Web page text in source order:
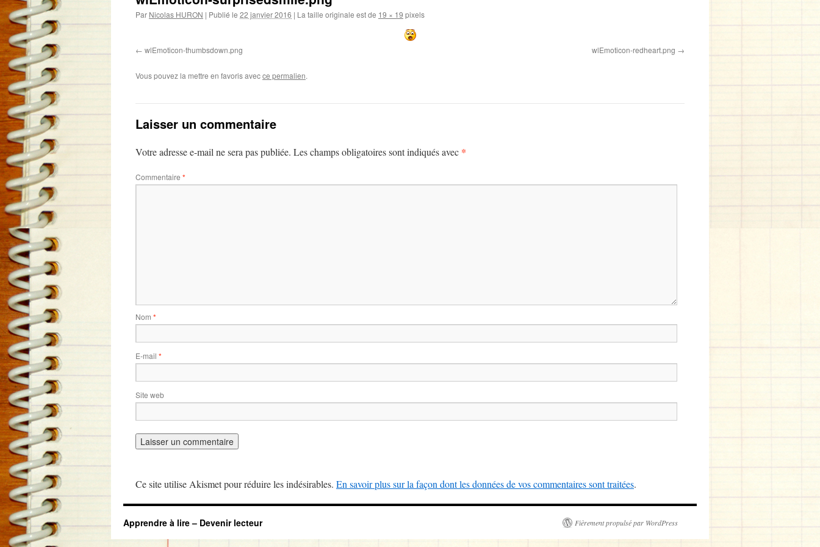
Par Nicolas HURON | Publié le 22 janvier 2016 | La taille originale est de 19 × 19 pixels
wlEmoticon-thumbsdown.png wlEmoticon-redheart.png
Vous pouvez la mettre en favoris avecce permalien.
Laisser un commentaire
Votre adresse e-mail ne sera pas publiée. Les champs obligatoires sont indiqués avec *
Commentaire *
Nom *
E-mail *
Site web
Ce site utilise Akismet pour réduire les indésirables. En savoir plus sur la façon dont les données de vos commentaires sont traitées.
Apprendre à lire – Devenir lecteur Fièrement propulsé par WordPress